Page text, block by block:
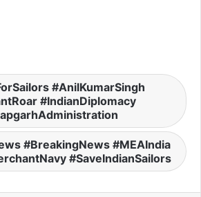
​#AnilKumarSingh
​#IndianDiplomacy
​#BreakingNews ​#MEAIndia
​#SaveIndianSailors